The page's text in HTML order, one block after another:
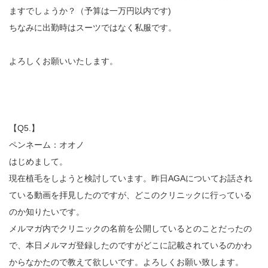
ますでしょうか？（予算は一万円以内です)
ちなみに出勤時はスーツではなく私服です。
よろしくお願いいたします。
【Q5.】
ペンネーム：オオノ
はじめまして。
現在植毛をしようと検討しています。昨日AGAについてお話され
ている動画を拝見したのですが、どこのクリニックに行っている
のか知りたいです。
メルマガ内でクリニックの名前を公開しているとのことだったの
で、本日メルマガ登録したのですがどこに記載されているのかわ
からなかたので教えて欲しいです。よろしくお願い致します。